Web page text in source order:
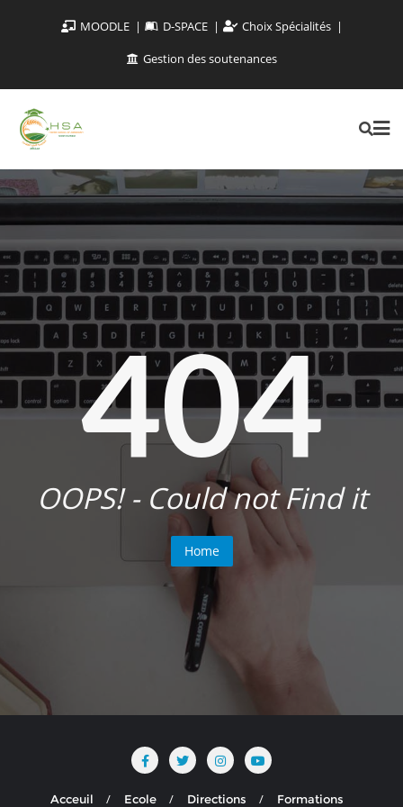
MOODLE D-SPACE
Choix Spécialités
Gestion des soutenances
404
OOPS! - Could not Find it
Home
Acceuil Ecole Directions Formations